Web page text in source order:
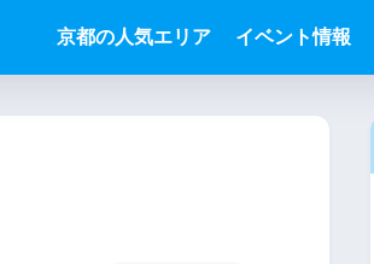
京都の人気エリア イベント情報